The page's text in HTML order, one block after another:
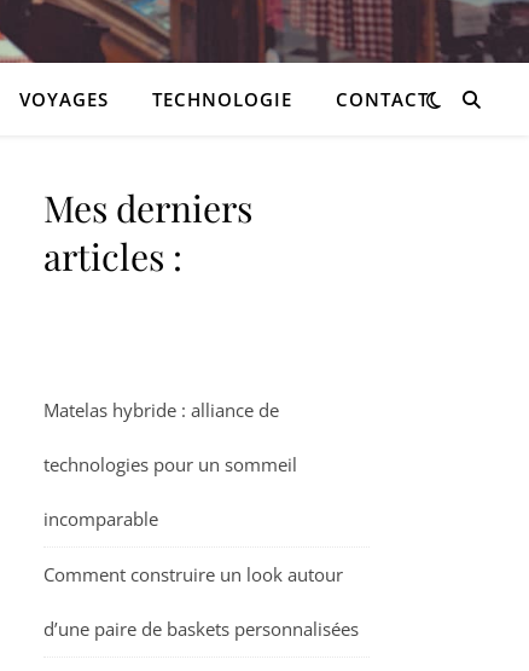
VOYAGES TECHNOLOGIE CONTACT
Mes derniers
articles :
Matelas hybride : alliance de
technologies pour un sommeil
incomparable
Comment construire un look autour
d’une paire de baskets personnalisées